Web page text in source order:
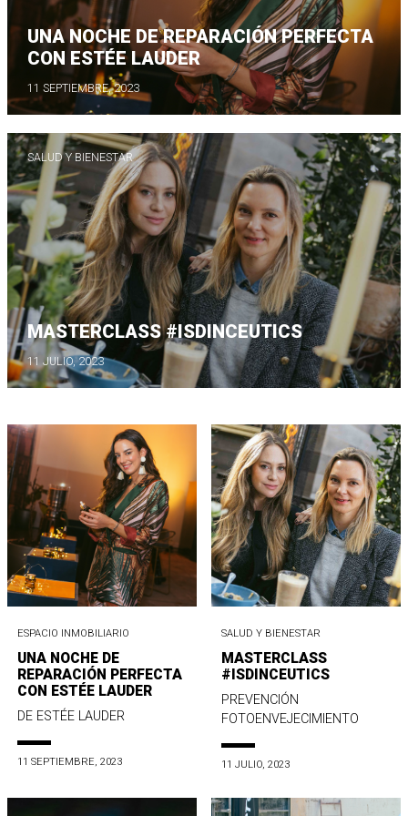
UNA NOCHE DE REPARACIÓN PERFECTA
CON ESTÉE LAUDER
11 SEPTIEMBRE, 2023
SALUD Y BIENESTAR
MASTERCLASS #ISDINCEUTICS
11 JULIO, 2023
ESPACIO INMOBILIARIO
UNA NOCHE DE
REPARACIÓN PERFECTA
CON ESTÉE LAUDER
DE ESTÉE LAUDER
11 SEPTIEMBRE, 2023
SALUD Y BIENESTAR
MASTERCLASS
#ISDINCEUTICS
PREVENCIÓN
FOTOENVEJECIMIENTO
11 JULIO, 2023